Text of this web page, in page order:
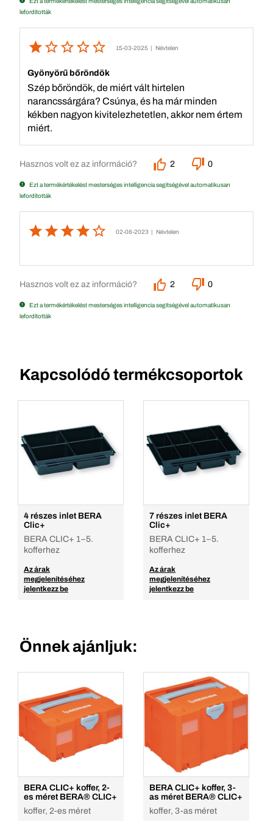
lefordították
15-03-2025 | Névtelen
Gyönyörű bőröndök
Szép bőröndök, de miért vált hirtelen
narancssárgára? Csúnya, és ha már minden
kékben nagyon kivitelezhetetlen, akkor nem értem
miért.
Hasznos volt ez az információ? 2 0
Ezt a termékértékelést mesterséges intelligencia segítségével automatikusan
lefordították
02-08-2023 | Névtelen
Hasznos volt ez az információ? 2 0
Ezt a termékértékelést mesterséges intelligencia segítségével automatikusan
lefordították
Kapcsolódó termékcsoportok
4 részes inlet BERA
Clic+
BERA CLIC+ 1–5.
kofferhez
Az árak
megjelenítéséhez
jelentkezz be
7 részes inlet BERA
Clic+
BERA CLIC+ 1–5.
kofferhez
Az árak
megjelenítéséhez
jelentkezz be
Önnek ajánljuk:
BERA CLIC+ koffer, 2-
es méret BERA® CLIC+
koffer, 2-es méret
BERA CLIC+ koffer, 3-
as méret BERA® CLIC+
koffer, 3-as méret